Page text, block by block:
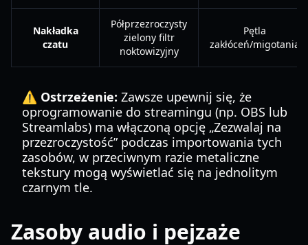
Nakładka
czatu
Półprzezroczysty
zielony filtr
noktowizyjny
Pętla
zakłóceń/migotania
⚠️ Ostrzeżenie: Zawsze upewnij się, że
oprogramowanie do streamingu (np. OBS lub
Streamlabs) ma włączoną opcję „Zezwalaj na
przezroczystość” podczas importowania tych
zasobów, w przeciwnym razie metaliczne
tekstury mogą wyświetlać się na jednolitym
czarnym tle.
Zasoby audio i pejzaże